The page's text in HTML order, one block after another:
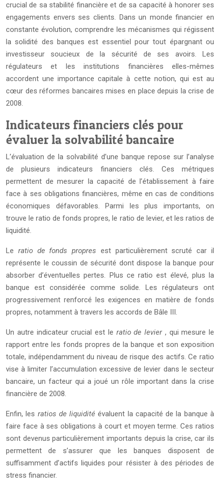
crucial de sa stabilité financière et de sa capacité à honorer ses
engagements envers ses clients. Dans un monde financier en
constante évolution, comprendre les mécanismes qui régissent
la solidité des banques est essentiel pour tout épargnant ou
investisseur soucieux de la sécurité de ses avoirs. Les
régulateurs et les institutions financières elles-mêmes
accordent une importance capitale à cette notion, qui est au
cœur des réformes bancaires mises en place depuis la crise de
2008.
Indicateurs financiers clés pour
évaluer la solvabilité bancaire
L’évaluation de la solvabilité d’une banque repose sur l’analyse
de plusieurs indicateurs financiers clés. Ces métriques
permettent de mesurer la capacité de l’établissement à faire
face à ses obligations financières, même en cas de conditions
économiques défavorables. Parmi les plus importants, on
trouve le ratio de fonds propres, le ratio de levier, et les ratios de
liquidité.
Le ratio de fonds propres est particulièrement scruté car il
représente le coussin de sécurité dont dispose la banque pour
absorber d’éventuelles pertes. Plus ce ratio est élevé, plus la
banque est considérée comme solide. Les régulateurs ont
progressivement renforcé les exigences en matière de fonds
propres, notamment à travers les accords de Bâle III.
Un autre indicateur crucial est le ratio de levier , qui mesure le
rapport entre les fonds propres de la banque et son exposition
totale, indépendamment du niveau de risque des actifs. Ce ratio
vise à limiter l’accumulation excessive de levier dans le secteur
bancaire, un facteur qui a joué un rôle important dans la crise
financière de 2008.
Enfin, les ratios de liquiditéévaluent la capacité de la banque à
faire face à ses obligations à court et moyen terme. Ces ratios
sont devenus particulièrement importants depuis la crise, car ils
permettent de s’assurer que les banques disposent de
suffisamment d’actifs liquides pour résister à des périodes de
stress financier.